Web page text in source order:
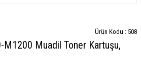
Ürün Kodu : 508
M1200 Muadil Toner Kartuşu,